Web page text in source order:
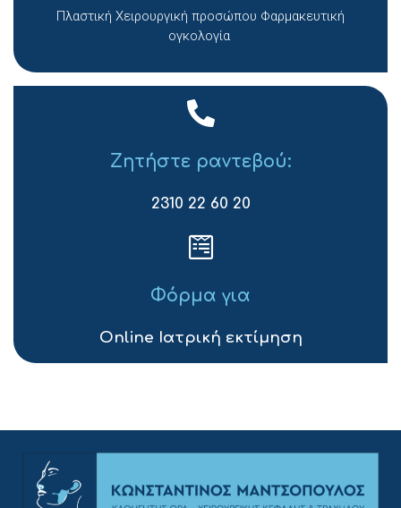
Πλαστική Χειρουργική προσώπου Φαρμακευτική
ογκολογία
Ζητήστε ραντεβού:
2310 22 60 20
Φόρμα για
Online Ιατρική εκτίμηση